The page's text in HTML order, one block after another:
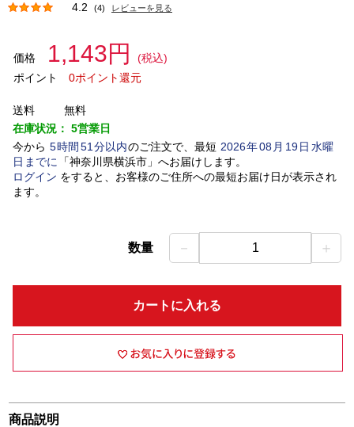
4.2 (4) レビューを見る
価格 1,143円
(税込)
ポイント
0ポイント還元
送料
無料
在庫状況： 5営業日
今から 5時間 51 分以内のご注文で、最短 2026年08 月 19日水曜
日 までに 「神奈川県横浜市」 へお届けします。
ログイン をすると、お客様のご住所への最短お届け日が表示され
ます。
数量 － 1 ＋
カートに入れる
商品説明